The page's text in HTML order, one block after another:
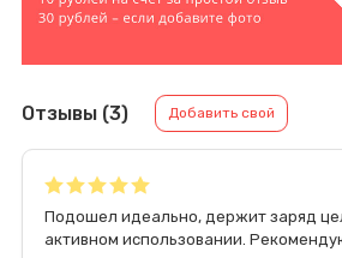
Отзывы (3) Добавить свой
Подошел идеально, держит заряд
активном использовании.